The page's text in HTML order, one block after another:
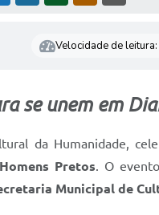
Velocidade de leitura:
se unem em
da Humanidade,
Pretos. O
Municipal de